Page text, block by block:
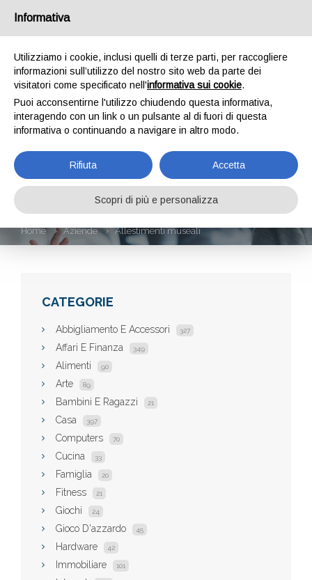
ALLESTIMENTI
MUSEALI
Home Aziende Allestimenti museali
CATEGORIE
Abbigliamento E Accessori 327
Affari E Finanza 349
Alimenti 90
Arte 89
Bambini E Ragazzi 21
Casa 397
Computers 70
Cucina 33
Famiglia 20
Fitness 21
Giochi 24
Gioco D'azzardo 45
Hardware 42
Immobiliare 101
Informativa
Utilizziamo i cookie, inclusi quelli di terze parti, per raccogliere
informazioni sull’utilizzo del nostro sito web da parte dei
visitatori come specificato nell'informativa sui cookie.
Puoi acconsentirne l'utilizzo chiudendo questa informativa,
interagendo con un link o un pulsante al di fuori di questa
informativa o continuando a navigare in altro modo.
Rifiuta Accetta
Scopri di più e personalizza